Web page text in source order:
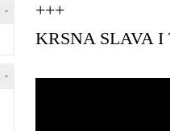
-
-
+++
KRSNA SLAVA I